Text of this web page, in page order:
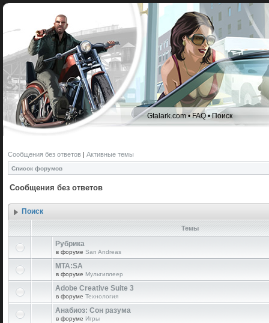
Gtalark.com •FAQ•Поиск
Сообщения без ответов | Активные темы
Список форумов
Сообщения без ответов
Поиск
Темы
Рубрика
в форуме San Andreas
MTA:SA
в форуме Мультиплеер
Adobe Creative Suite 3
в форуме Технология
Анабиоз: Сон разума
в форуме Игры